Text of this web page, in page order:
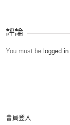
評論
You must be logged in
會員登入